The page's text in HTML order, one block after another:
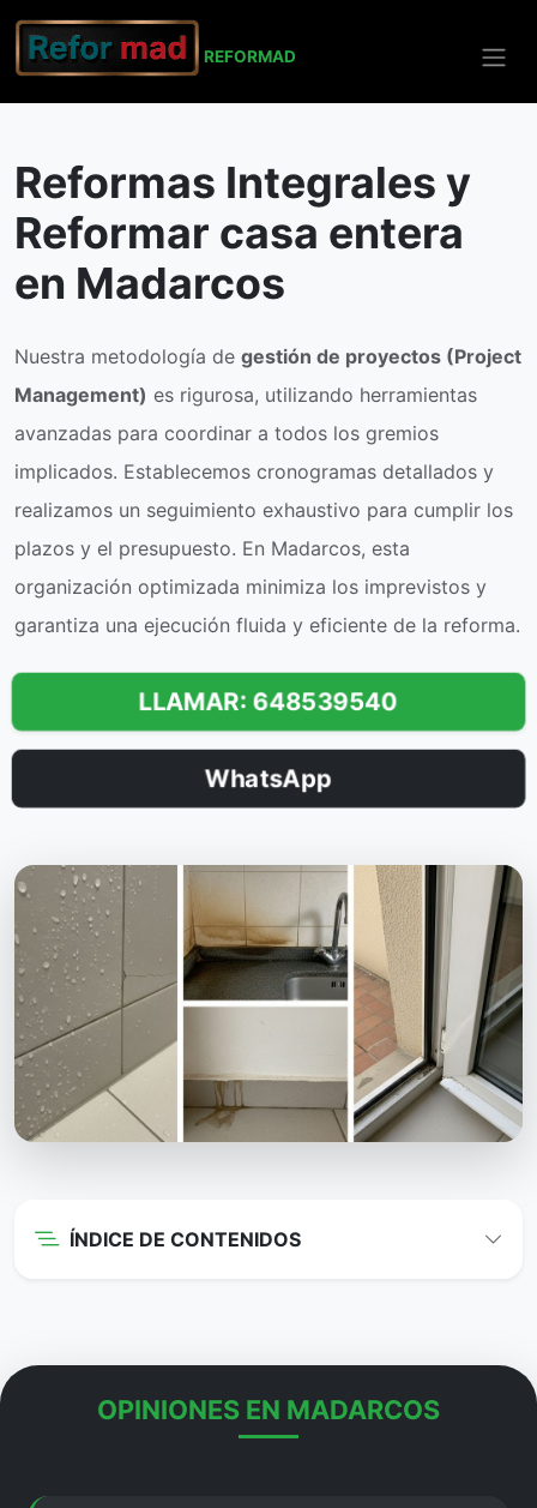
REFORMAD
Inicio Madarcos Reformas Integrales
Reformas Integrales y
Reformar casa entera
en Madarcos
Nuestra metodología de gestión de proyectos (Project
Management) es rigurosa, utilizando herramientas
avanzadas para coordinar a todos los gremios
implicados. Establecemos cronogramas detallados y
realizamos un seguimiento exhaustivo para cumplir los
plazos y el presupuesto. En Madarcos, esta
organización optimizada minimiza los imprevistos y
garantiza una ejecución fluida y eficiente de la reforma.
LLAMAR: 648539540
WhatsApp
ÍNDICE DE CONTENIDOS
OPINIONES EN MADARCOS